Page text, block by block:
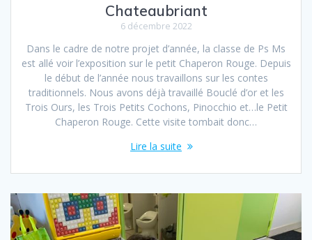
Chateaubriant
6 décembre 2022
Dans le cadre de notre projet d’année, la classe de Ps Ms
est allé voir l’exposition sur le petit Chaperon Rouge. Depuis
le début de l’année nous travaillons sur les contes
traditionnels. Nous avons déjà travaillé Bouclé d’or et les
Trois Ours, les Trois Petits Cochons, Pinocchio et…le Petit
Chaperon Rouge. Cette visite tombait donc…
Lire la suite